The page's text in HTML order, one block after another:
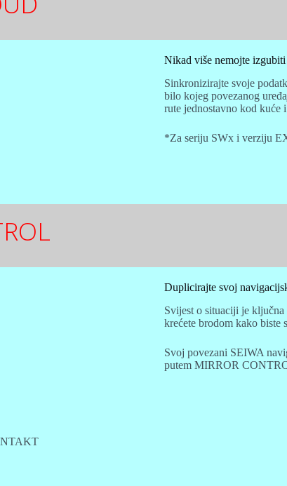
Nikad više nemojte
Sinkronizirajte svoje
bilo kojeg povezanog
rute jednostavno kod kuće
*Za seriju SWx i verziju
Duplicirajte svoj
Svijest o situaciji je
krećete brodom kako
Svoj povezani SEIWA
putem MIRROR